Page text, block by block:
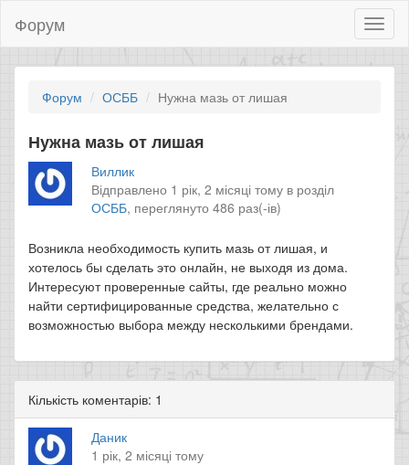
Форум
Форум ОСББ Нужна мазь от лишая
Нужна мазь от лишая
Виллик
Відправлено 1 рік, 2 місяці тому в розділ
ОСББ, переглянуто 486 раз(-ів)
Возникла необходимость купить мазь от лишая, и
хотелось бы сделать это онлайн, не выходя из дома.
Интересуют проверенные сайты, где реально можно
найти сертифицированные средства, желательно с
возможностью выбора между несколькими брендами.
Кількість коментарів: 1
Даник
1 рік, 2 місяці тому